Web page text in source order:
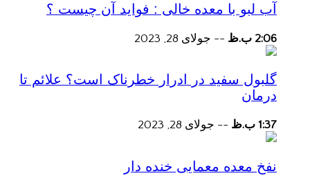
آب لبو با معده خالی : فواید آن چیست ؟
2:06 ب.ظ -- جولای 28, 2023
گلبول سفید در ادرار خطرناک است؟ علائم تا
درمان
1:37 ب.ظ -- جولای 28, 2023
نفخ معده معمایی خنده دار